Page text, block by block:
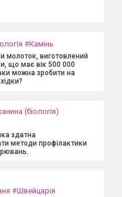
#Камінь
молоток, виготовлений
що має вік 500 000
можна зробити на
(біологія)
здатна
методи профілактики
#Швейцарія